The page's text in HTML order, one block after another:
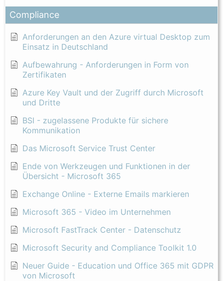
Compliance
Anforderungen an den Azure virtual Desktop zum
Einsatz in Deutschland
Aufbewahrung - Anforderungen in Form von
Zertifikaten
Azure Key Vault und der Zugriff durch Microsoft
und Dritte
BSI - zugelassene Produkte für sichere
Kommunikation
Das Microsoft Service Trust Center
Ende von Werkzeugen und Funktionen in der
Übersicht - Microsoft 365
Exchange Online - Externe Emails markieren
Microsoft 365 - Video im Unternehmen
Microsoft FastTrack Center - Datenschutz
Microsoft Security and Compliance Toolkit 1.0
Neuer Guide - Education und Office 365 mit GDPR
von Microsoft